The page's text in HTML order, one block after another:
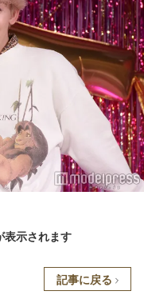
表示されます
記事に戻る